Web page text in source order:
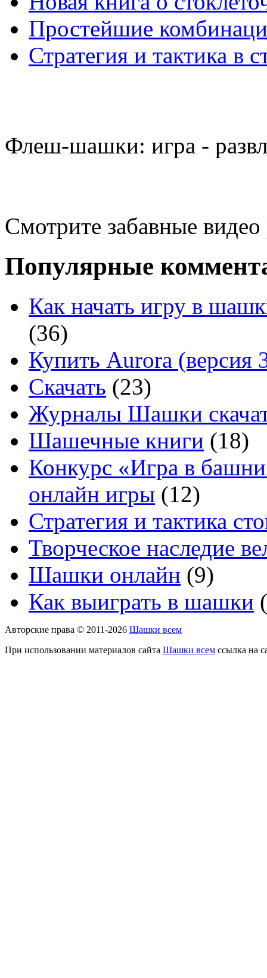
Простейшие
Стратегия и тактика в
Флеш-шашки: игра -
Смотрите забавные
Популярные
Как начать игру в
(36)
Купить Aurora (версия
Скачать (23)
Журналы Шашки
Шашечные книги (18)
Конкурс «Игра в
онлайн игры (12)
Стратегия и тактика
Творческое наследие
Шашки онлайн (9)
Как выиграть в шашки
Авторские права © 2011-2026 Шашки всем
При использовании материалов сайта Шашки всем ссылка на